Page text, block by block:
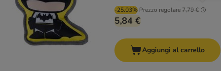
-25.03% Prezzo regolare7,79 €
5,84 €
Aggiungi al carrello